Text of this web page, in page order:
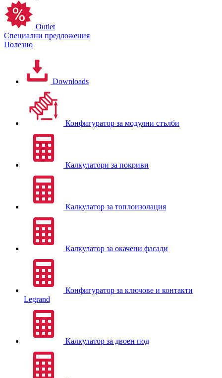
Outlet
Специални предложения
Полезно
Downloads
Конфигуратор за модулни стълби
Калкулатори за покриви
Калкулатор за топлоизолация
Калкулатор за окачени фасади
Конфигуратор за ключове и контакти
Legrand
Калкулатор за двоен под